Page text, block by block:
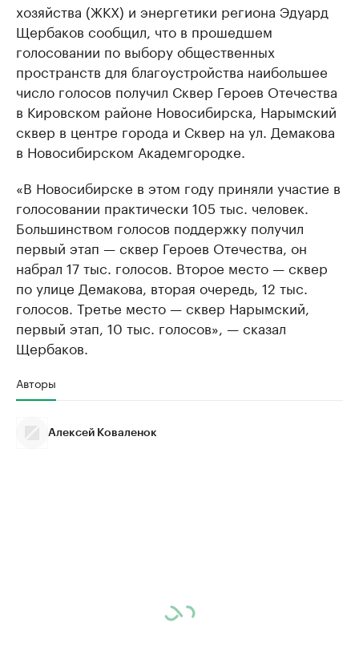
хозяйства (ЖКХ) и энергетики региона Эдуард
Щербаков сообщил, что в прошедшем
голосовании по выбору общественных
пространств для благоустройства наибольшее
число голосов получил Сквер Героев Отечества
в Кировском районе Новосибирска, Нарымский
сквер в центре города и Сквер на ул. Демакова
в Новосибирском Академгородке.
«В Новосибирске в этом году приняли участие в
голосовании практически 105 тыс. человек.
Большинством голосов поддержку получил
первый этап — сквер Героев Отечества, он
набрал 17 тыс. голосов. Второе место — сквер
по улице Демакова, вторая очередь, 12 тыс.
голосов. Третье место — сквер Нарымский,
первый этап, 10 тыс. голосов», — сказал
Щербаков.
Авторы
Алексей Коваленок